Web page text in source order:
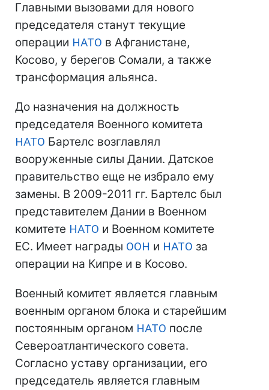
Главными вызовами для нового
председателя станут текущие
операции НАТО в Афганистане,
Косово, у берегов Сомали, а также
трансформация альянса.
До назначения на должность
председателя Военного комитета
НАТО Бартелс возглавлял
вооруженные силы Дании. Датское
правительство еще не избрало ему
замены. В 2009-2011 гг. Бартелс был
представителем Дании в Военном
комитете НАТО и Военном комитете
ЕС. Имеет награды ООН и НАТО за
операции на Кипре и в Косово.
Военный комитет является главным
военным органом блока и старейшим
постоянным органом НАТО после
Североатлантического совета.
Согласно уставу организации, его
председатель является главным